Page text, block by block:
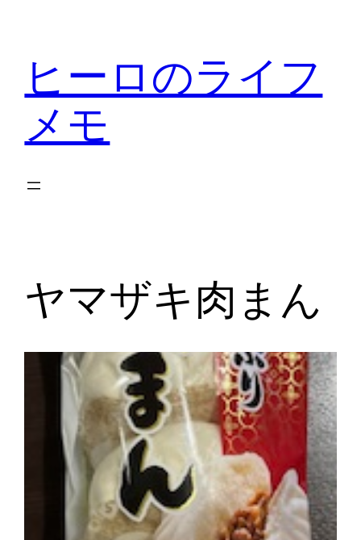
ヒーロのライフ
メモ
ヤマザキ肉まん